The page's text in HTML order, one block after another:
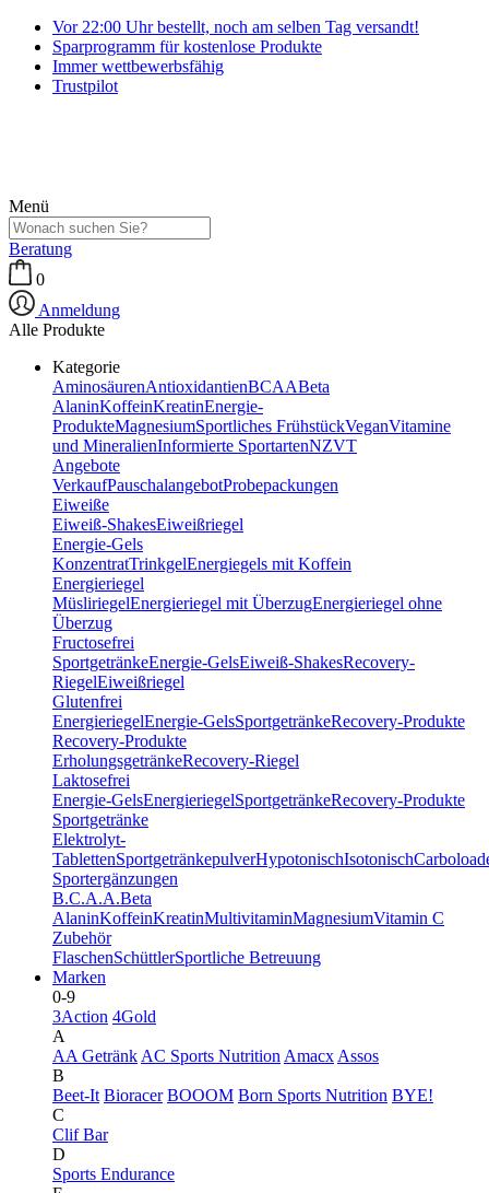
Vor 22:00 Uhr bestellt, noch am selben Tag versandt!
Sparprogramm für kostenlose Produkte
Immer wettbewerbsfähig
Trustpilot
Menü
Beratung
0
Anmeldung
Alle Produkte
Kategorie
AminosäurenAntioxidantienBCAABeta
AlaninKoffeinKreatinEnergie-
ProdukteMagnesiumSportliches FrühstückVeganVitamine
und MineralienInformierte SportartenNZVT
Angebote
VerkaufPauschalangebotProbepackungen
Eiweiße
Eiweiß-ShakesEiweißriegel
Energie-Gels
KonzentratTrinkgelEnergiegels mit Koffein
Energieriegel
MüsliriegelEnergieriegel mit ÜberzugEnergieriegel ohne
Überzug
Fructosefrei
SportgetränkeEnergie-GelsEiweiß-ShakesRecovery-
RiegelEiweißriegel
Glutenfrei
EnergieriegelEnergie-GelsSportgetränkeRecovery-Produkte
Recovery-Produkte
ErholungsgetränkeRecovery-Riegel
Laktosefrei
Energie-GelsEnergieriegelSportgetränkeRecovery-Produkte
Sportgetränke
Elektrolyt-
TablettenSportgetränkepulverHypotonischIsotonisch
Sportergänzungen
B.C.A.A.Beta
AlaninKoffeinKreatinMultivitaminMagnesiumVitamin C
Zubehör
FlaschenSchüttlerSportliche Betreuung
Marken
0-9
3Action 4Gold
A
AA Getränk AC Sports Nutrition Amacx Assos
B
Beet-It Bioracer BOOOM Born Sports Nutrition BYE!
C
Clif Bar
D
Sports Endurance